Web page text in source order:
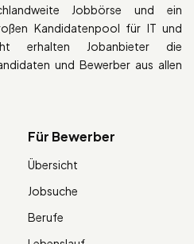
Jobbörse und ein
Kandidatenpool für IT und
erhalten Jobanbieter die
und Bewerber aus allen
Für Bewerber
Übersicht
Jobsuche
Berufe